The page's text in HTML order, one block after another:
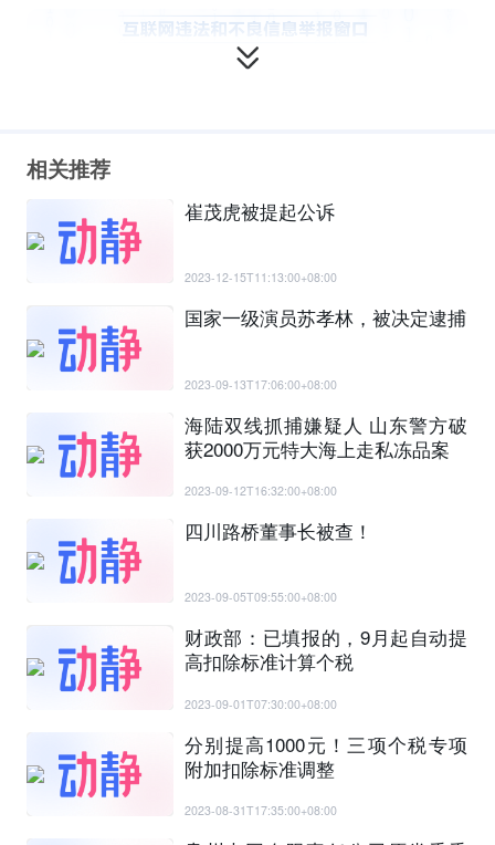
相关推荐
崔茂虎被提起公诉
2023-12-15T11:13:00+08:00
国家一级演员苏孝林，被决定逮捕
2023-09-13T17:06:00+08:00
海陆双线抓捕嫌疑人 山东警方破
获2000万元特大海上走私冻品案
2023-09-12T16:32:00+08:00
四川路桥董事长被查！
2023-09-05T09:55:00+08:00
财政部：已填报的，9月起自动提
高扣除标准计算个税
2023-09-01T07:30:00+08:00
分别提高1000元！三项个税专项
附加扣除标准调整
2023-08-31T17:35:00+08:00